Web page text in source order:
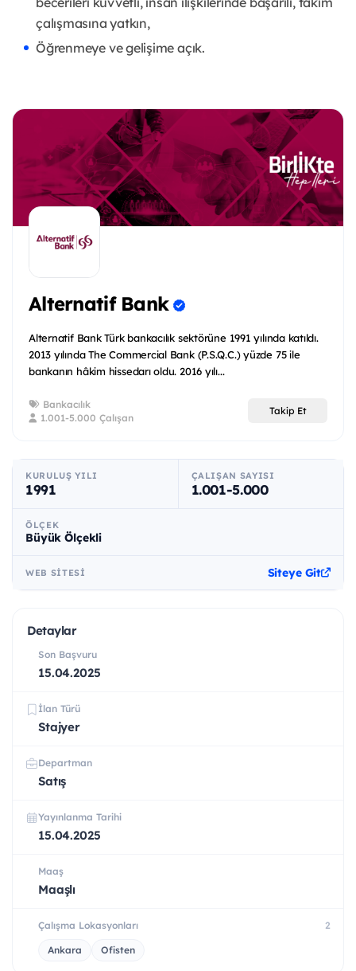
çalışmasına yatkın,
Öğrenmeye ve gelişime açık.
Alternatif Bank
Alternatif Bank Türk bankacılık sektörüne 1991 yılında katıldı.
2013 yılında The Commercial Bank (P.S.Q.C.) yüzde 75 ile
bankanın hâkim hissedarı oldu. 2016 yılı...
Bankacılık
1.001-5.000 Çalışan
Takip Et
KURULUŞ YILI
1991
ÇALIŞAN SAYISI
1.001-5.000
ÖLÇEK
Büyük Ölçekli
WEB SITESI Siteye Git
Detaylar
Son Başvuru
15.04.2025
İlan Türü
Stajyer
Departman
Satış
Yayınlanma Tarihi
15.04.2025
Maaş
Maaşlı
Çalışma Lokasyonları 2
Ankara Ofisten